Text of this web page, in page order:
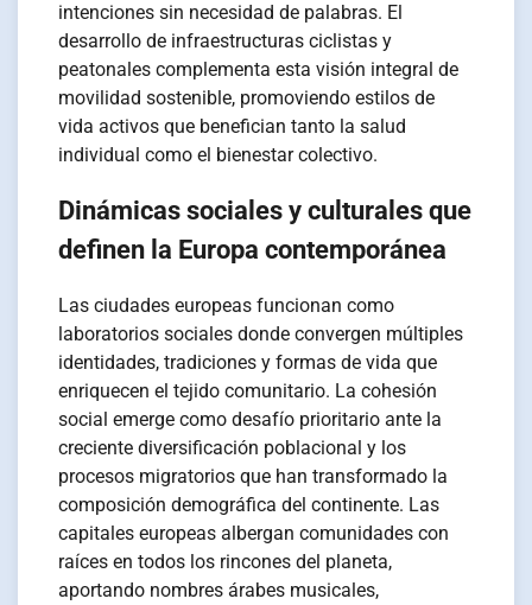
intenciones sin necesidad de palabras. El
desarrollo de infraestructuras ciclistas y
peatonales complementa esta visión integral de
movilidad sostenible, promoviendo estilos de
vida activos que benefician tanto la salud
individual como el bienestar colectivo.
Dinámicas sociales y culturales que
definen la Europa contemporánea
Las ciudades europeas funcionan como
laboratorios sociales donde convergen múltiples
identidades, tradiciones y formas de vida que
enriquecen el tejido comunitario. La cohesión
social emerge como desafío prioritario ante la
creciente diversificación poblacional y los
procesos migratorios que han transformado la
composición demográfica del continente. Las
capitales europeas albergan comunidades con
raíces en todos los rincones del planeta,
aportando nombres árabes musicales,